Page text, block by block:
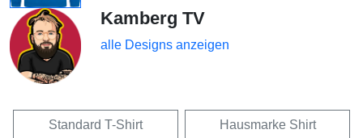
Kamberg TV
alle Designs anzeigen
Standard T-Shirt Hausmarke Shirt